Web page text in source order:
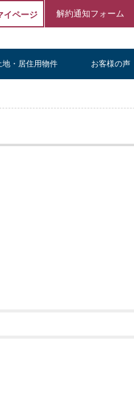
イページ 解約通知フォーム
地・居住用物件 お客様の声